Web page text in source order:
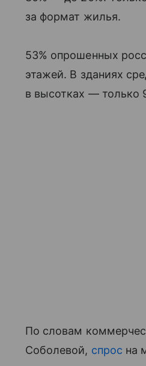
за формат жилья.
53% опрошенных
этажей. В зданиях
в высотках — только
По словам
Соболевой, спрос на